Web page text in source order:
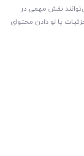
نقش مهمی در
یا لو دادن محتوای